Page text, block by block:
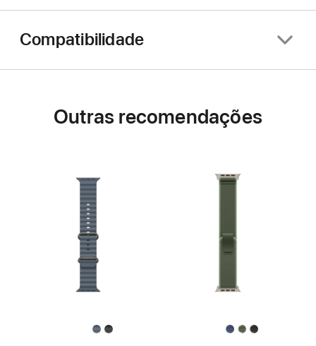
Compatibilidade
Outras recomendações